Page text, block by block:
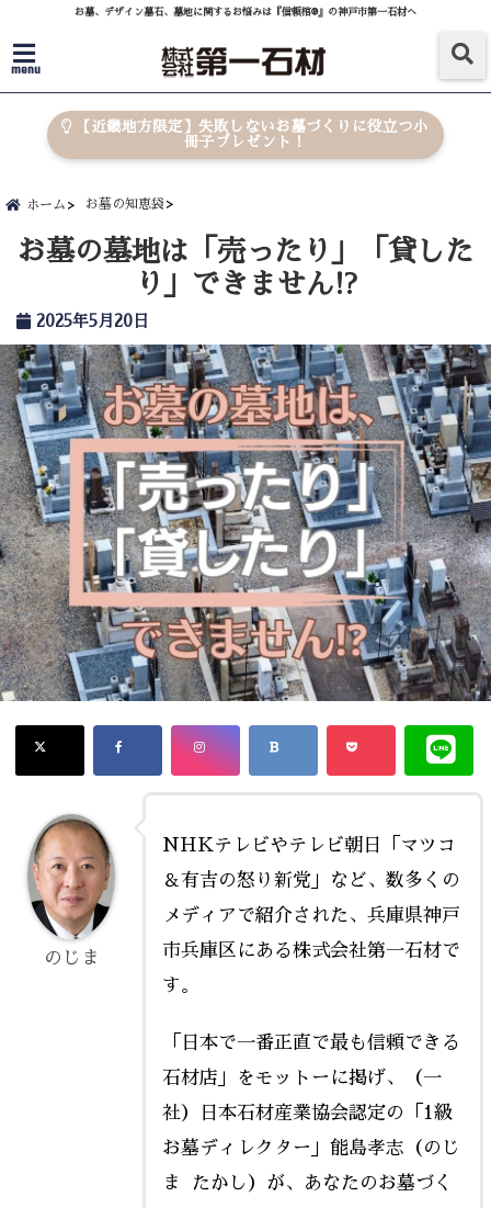
お墓、デザイン墓石、墓地に関するお悩みは『信頼棺®』の神戸市第一石材へ
menu
【近畿地方限定】失敗しないお墓づくりに役立つ小
冊子プレゼント！
ホーム お墓の知恵袋
お墓の墓地は「売ったり」「貸した
り」できません!?
2025年5月20日
NHKテレビやテレビ朝日「マツコ
＆有吉の怒り新党」など、数多くの
メディアで紹介された、兵庫県神戸
市兵庫区にある株式会社第一石材で
す。
「日本で一番正直で最も信頼できる
石材店」をモットーに掲げ、（一
社）日本石材産業協会認定の「1級
お墓ディレクター」能島孝志（のじ
ま たかし）が、あなたのお墓づく
のじま